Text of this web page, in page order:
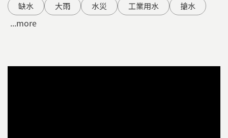
缺水 大雨 水災 工業用水 搶水
...more